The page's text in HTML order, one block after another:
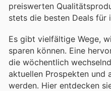
preiswerten
stets die besten Deals für
Es gibt vielfältige Wege,
sparen können. Eine
die wöchentlich
aktuellen Prospekten und
werden. Hier entdecken